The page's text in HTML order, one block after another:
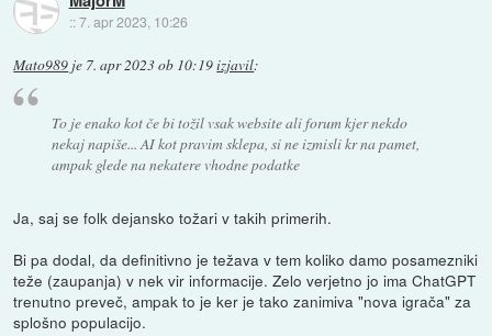
::7. apr 2023, 10:26
Mato989 je 7. apr 2023 ob 10:19izjavil:
To je enako kot če bi tožil vsak website ali forum kjer nekdo
nekaj napiše... AI kot pravim sklepa, si ne izmisli kr na pamet,
ampak glede na nekatere vhodne podatke
Ja, saj se folk dejansko tožari v takih primerih.
Bi pa dodal, da definitivno je težava v tem koliko damo posamezniki
teže (zaupanja) v nek vir informacije. Zelo verjetno jo ima ChatGPT
trenutno preveč, ampak to je ker je tako zanimiva "nova igrača" za
splošno populacijo.